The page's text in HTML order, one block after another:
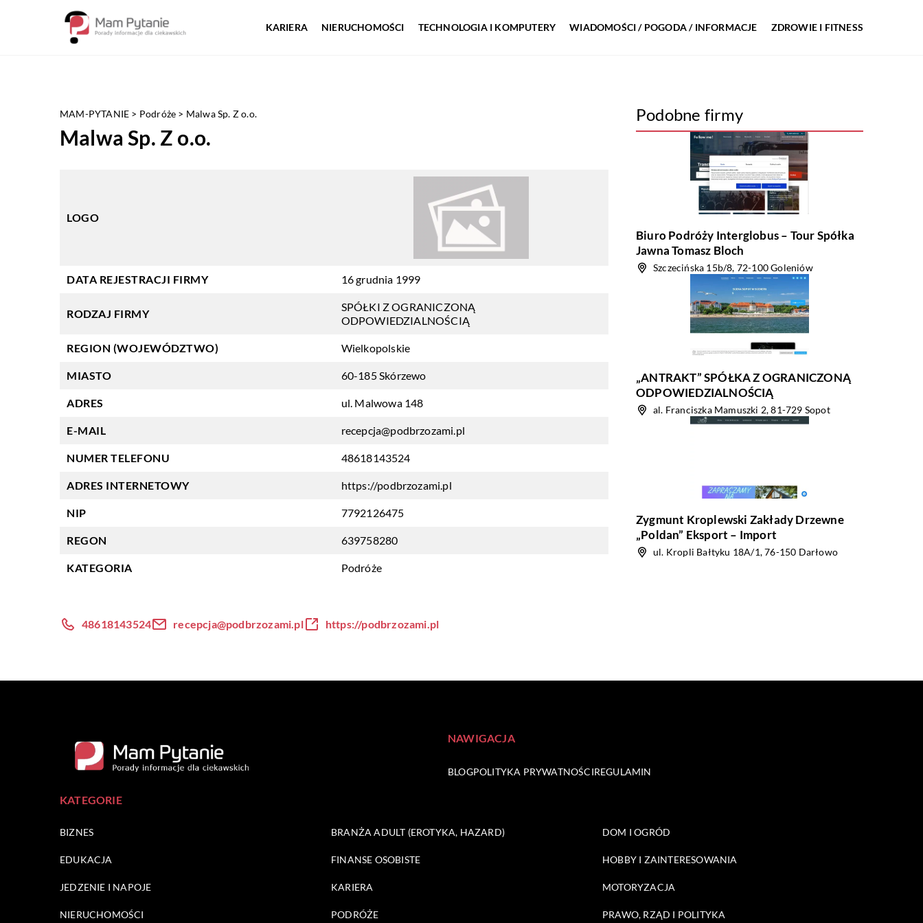
KARIERA NIERUCHOMOŚCI TECHNOLOGIA I KOMPUTERY WIADOMOŚCI / POGODA / INFORMACJE ZDROWIE I FITNESS
MAM-PYTANIE > Podróże > Malwa Sp. Z o.o.
Malwa Sp. Z o.o.
LOGO
DATA REJESTRACJI FIRMY 16 grudnia 1999
RODZAJ FIRMY
SPÓŁKI Z OGRANICZONĄ
ODPOWIEDZIALNOŚCIĄ
REGION (WOJEWÓDZTWO) Wielkopolskie
MIASTO 60-185 Skórzewo
ADRES ul. Malwowa 148
E-MAIL recepcja@podbrzozami.pl
NUMER TELEFONU 48618143524
ADRES INTERNETOWY https://podbrzozami.pl
NIP 7792126475
REGON 639758280
KATEGORIA Podróże
Podobne firmy
Biuro Podróży Interglobus – Tour Spółka
Jawna Tomasz Bloch
Szczecińska 15b/8, 72-100 Goleniów
„ANTRAKT” SPÓŁKA Z OGRANICZONĄ
ODPOWIEDZIALNOŚCIĄ
al. Franciszka Mamuszki 2, 81-729 Sopot
Zygmunt Kroplewski Zakłady Drzewne
„Poldan” Eksport – Import
ul. Kropli Bałtyku 18A/1, 76-150 Darłowo
48618143524 recepcja@podbrzozami.pl https://podbrzozami.pl
NAWIGACJA
BLOGPOLITYKA PRYWATNOŚCIREGULAMIN
KATEGORIE
BIZNES BRANŻA ADULT (EROTYKA, HAZARD) DOM I OGRÓD
EDUKACJA FINANSE OSOBISTE HOBBY I ZAINTERESOWANIA
JEDZENIE I NAPOJE KARIERA MOTORYZACJA
NIERUCHOMOŚCI PODRÓŻE PRAWO, RZĄD I POLITYKA